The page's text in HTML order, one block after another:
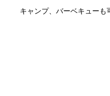
キャンプ、バーベキュー